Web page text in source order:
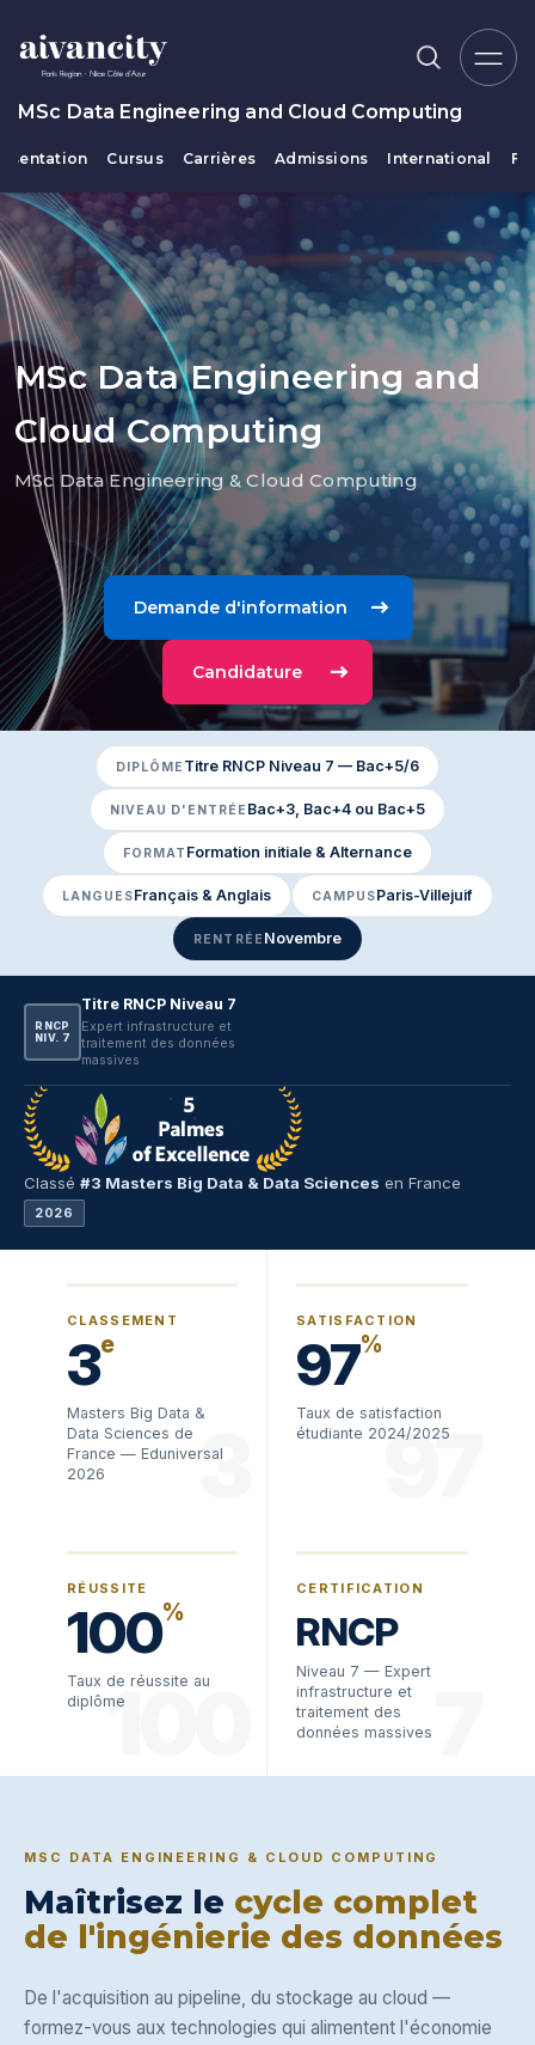
MSc Data Engineering and Cloud Computing
Cursus Carrières Admissions International
Fil d'Ariane
MSc Data Engineering and
Cloud Computing
MSc Data Engineering & Cloud Computing
Demande d'information
Candidature
DIPLÔME Titre RNCP Niveau 7 — Bac+5/6
NIVEAU D'ENTRÉE Bac+3, Bac+4 ou Bac+5
FORMAT Formation initiale & Alternance
LANGUESFrançais & Anglais CAMPUSParis-Villejuif
RENTRÉE Novembre
RNCP
NIV. 7
Titre RNCP Niveau 7
Expert infrastructure et
traitement des données
massives
Classé #3 Masters Big Data & Data Sciences en France
2026
CLASSEMENT
3e
Masters Big Data &
Data Sciences de
France — Eduniversal
2026
3
SATISFACTION
97%
Taux de satisfaction
étudiante 2024/2025
97
RÉUSSITE
100%
Taux de réussite au
diplôme100
CERTIFICATION
RNCP
Niveau 7 — Expert
infrastructure et
traitement des
données massives
MSC DATA ENGINEERING & CLOUD COMPUTING
Maîtrisez le cycle complet
de l'ingénierie des données
De l'acquisition au pipeline, du stockage au cloud —
formez-vous aux technologies qui alimentent l'économie